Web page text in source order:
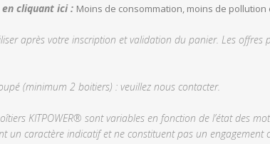
en cliquant ici : Moins de consommation, moins de pollution
après votre inscription et validation du panier. Les offres
(minimum 2 boitiers) : veuillez nous contacter.
KITPOWER® sont variables en fonction de l’état des
un caractère indicatif et ne constituent pas un engagement